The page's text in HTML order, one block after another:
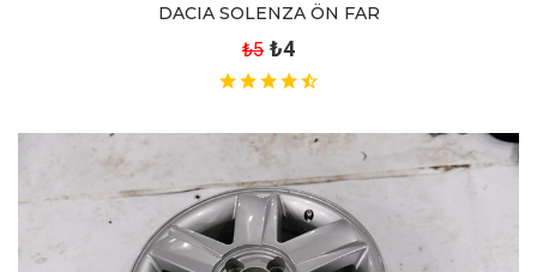
DACIA SOLENZA ÖN FAR
₺5 ₺4